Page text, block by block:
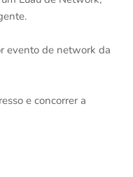
evento de network da
e concorrer a